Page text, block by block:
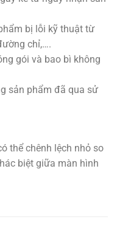
bị lỗi kỹ thuật từ
chỉ,….
gói và bao bì không
sản phẩm đã qua sử
thể chênh lệch nhỏ so
biệt giữa màn hình